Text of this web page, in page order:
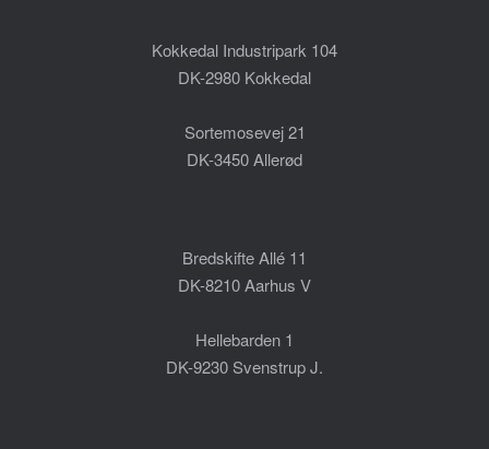
Kokkedal Industripark 104
DK-2980 Kokkedal
Sortemosevej 21
DK-3450 Allerød
Bredskifte Allé 11
DK-8210 Aarhus V
Hellebarden 1
DK-9230 Svenstrup J.